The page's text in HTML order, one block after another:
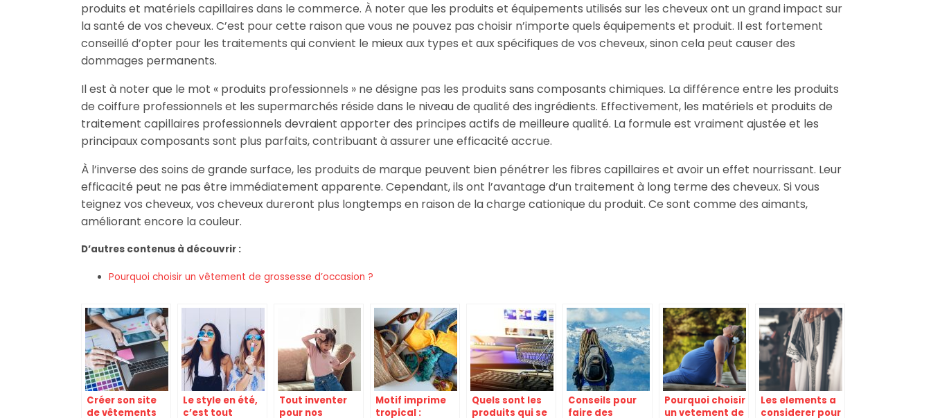
produits et matériels capillaires dans le commerce. À noter que les produits et équipements utilisés sur les cheveux ont un grand impact sur
la santé de vos cheveux. C’est pour cette raison que vous ne pouvez pas choisir n’importe quels équipements et produit. Il est fortement
conseillé d’opter pour les traitements qui convient le mieux aux types et aux spécifiques de vos cheveux, sinon cela peut causer des
dommages permanents.
Il est à noter que le mot « produits professionnels » ne désigne pas les produits sans composants chimiques. La différence entre les produits
de coiffure professionnels et les supermarchés réside dans le niveau de qualité des ingrédients. Effectivement, les matériels et produits de
traitement capillaires professionnels devraient apporter des principes actifs de meilleure qualité. La formule est vraiment ajustée et les
principaux composants sont plus parfaits, contribuant à assurer une efficacité accrue.
À l’inverse des soins de grande surface, les produits de marque peuvent bien pénétrer les fibres capillaires et avoir un effet nourrissant. Leur
efficacité peut ne pas être immédiatement apparente. Cependant, ils ont l’avantage d’un traitement à long terme des cheveux. Si vous
teignez vos cheveux, vos cheveux dureront plus longtemps en raison de la charge cationique du produit. Ce sont comme des aimants,
améliorant encore la couleur.
D’autres contenus à découvrir :
Pourquoi choisir un vêtement de grossesse d’occasion ?
Créer son site
de vêtements
Le style en été,
c’est tout
Tout inventer
pour nos
Motif imprime
tropical :
Quels sont les
produits qui se
Conseils pour
faire des
Pourquoi choisir
un vetement de
Les elements a
considerer pour